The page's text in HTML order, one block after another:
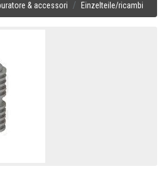
& accessori Einzelteile/ricambi